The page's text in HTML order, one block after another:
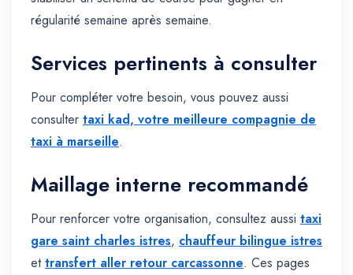
régularité semaine après semaine.
Services pertinents à consulter
Pour compléter votre besoin, vous pouvez aussi
consulter taxi kad, votre meilleure compagnie de
taxi à marseille.
Maillage interne recommandé
Pour renforcer votre organisation, consultez aussi taxi
gare saint charles istres, chauffeur bilingue istres
ettransfert aller retour carcassonne. Ces pages